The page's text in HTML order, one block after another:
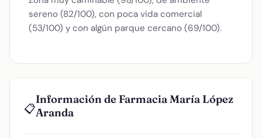
sereno (82/100), con poca vida comercial
(53/100) y con algún parque cercano (69/100).
📋
Información de Farmacia María López
Aranda